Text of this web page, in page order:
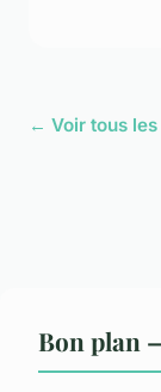
← Voir tous
Bon plan